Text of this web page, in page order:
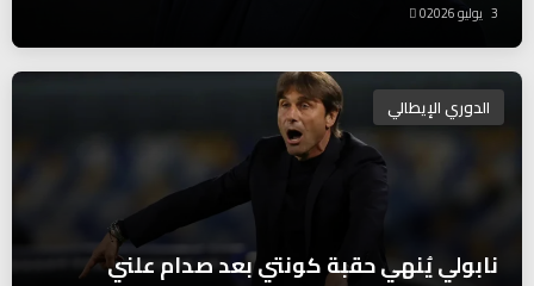
3 يوليو 2026 0
الدوري الإيطالي
نابولي يُنهي حقبة كونتي بعد صدام علني